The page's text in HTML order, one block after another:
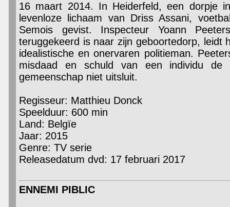
16 maart 2014. In Heiderfeld, een dorpje
levenloze lichaam van Driss Assani,
Semois gevist. Inspecteur Yoann
teruggekeerd is naar zijn geboortedorp, leidt
idealistische en onervaren politieman.
misdaad en schuld van een individu de
gemeenschap niet uitsluit.
Regisseur: Matthieu Donck
Speelduur: 600 min
Land: Belgïe
Jaar: 2015
Genre: TV serie
Releasedatum dvd: 17 februari 2017
ENNEMI PIBLIC